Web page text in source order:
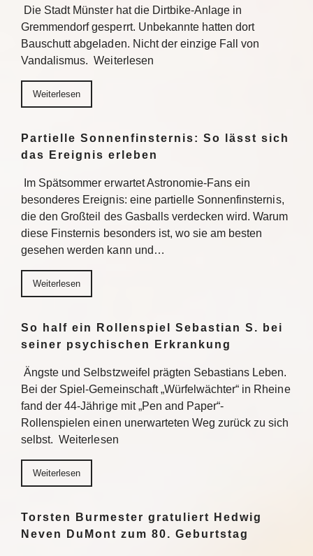
Die Stadt Münster hat die Dirtbike-Anlage in
Gremmendorf gesperrt. Unbekannte hatten dort
Bauschutt abgeladen. Nicht der einzige Fall von
Vandalismus. Weiterlesen
Weiterlesen
Partielle Sonnenfinsternis: So lässt sich
das Ereignis erleben
Im Spätsommer erwartet Astronomie-Fans ein
besonderes Ereignis: eine partielle Sonnenfinsternis,
die den Großteil des Gasballs verdecken wird. Warum
diese Finsternis besonders ist, wo sie am besten
gesehen werden kann und…
Weiterlesen
So half ein Rollenspiel Sebastian S. bei
seiner psychischen Erkrankung
Ängste und Selbstzweifel prägten Sebastians Leben.
Bei der Spiel-Gemeinschaft „Würfelwächter“ in Rheine
fand der 44-Jährige mit „Pen and Paper“-
Rollenspielen einen unerwarteten Weg zurück zu sich
selbst. Weiterlesen
Weiterlesen
Torsten Burmester gratuliert Hedwig
Neven DuMont zum 80. Geburtstag